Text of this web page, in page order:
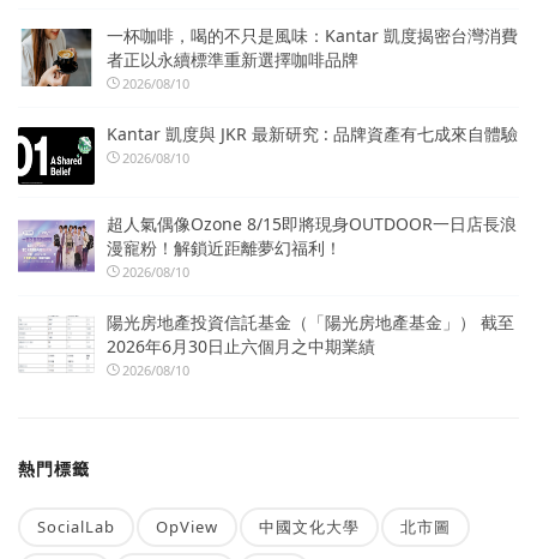
一杯咖啡，喝的不只是風味：Kantar 凱度揭密台灣消費
者正以永續標準重新選擇咖啡品牌
2026/08/10
Kantar 凱度與 JKR 最新研究 : 品牌資產有七成來自體驗
2026/08/10
超人氣偶像Ozone 8/15即將現身OUTDOOR一日店長浪
漫寵粉！解鎖近距離夢幻福利！
2026/08/10
陽光房地產投資信託基金（「陽光房地產基金」） 截至
2026年6月30日止六個月之中期業績
2026/08/10
熱門標籤
SocialLab OpView 中國文化大學 北市圖